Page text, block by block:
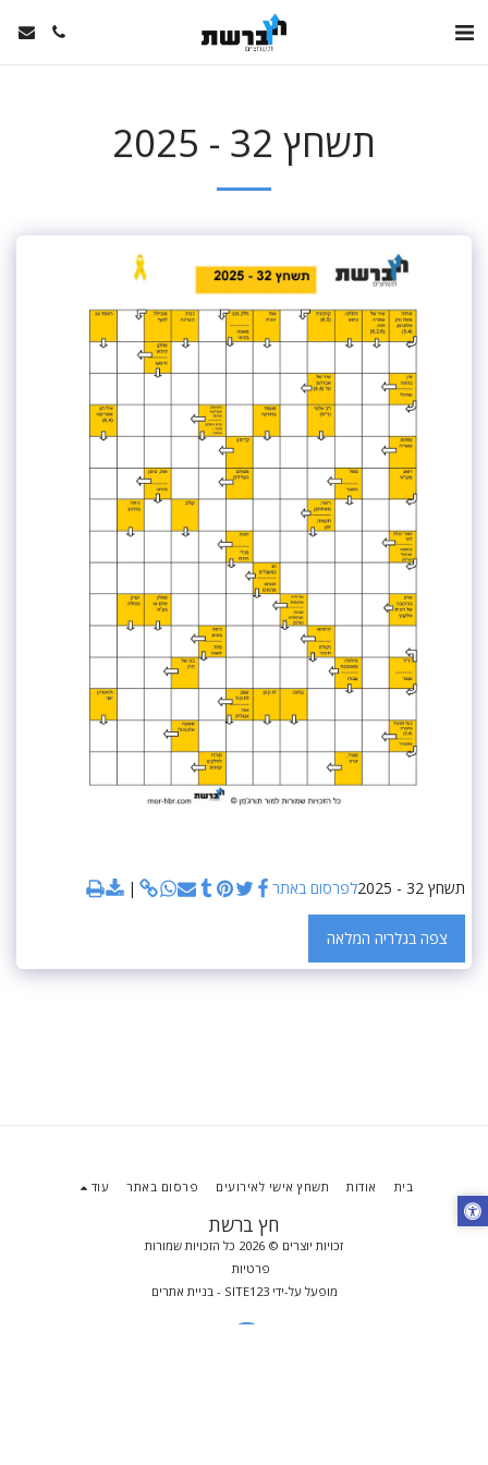
תשחץ 32 - 2025
תשחץ 32 - 2025 לפרסום באתר
צפה בגלריה המלאה
חץ ברשת
זכויות יוצרים © 2026 כל הזכויות שמורות
פרטיות
מופעל על-ידיSITE123
- בניית אתרים
בית אודות תשחץ אישי לאירועים פרסום באתר עוד